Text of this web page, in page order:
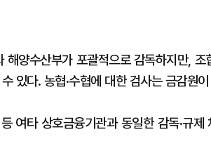
양수산부가 포괄적으로 감독하지만, 조
있다. 농협·수협에 대한 검사는 금감원
여타 상호금융기관과 동일한 감독·규